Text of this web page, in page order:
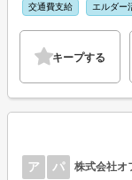
交通費支給 エルダー
キープする
ア パ 株式会社オ